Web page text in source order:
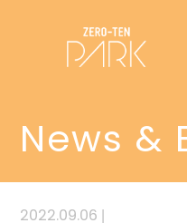
News &
2022.09.06 |